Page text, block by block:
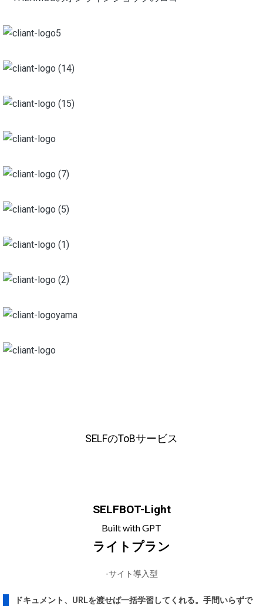
SELFのToBサービス
SELFBOT-Light
Built with GPT
ライトプラン
-サイト導入型
ドキュメント、URLを渡せば一括学習してくれる。手間いらずで